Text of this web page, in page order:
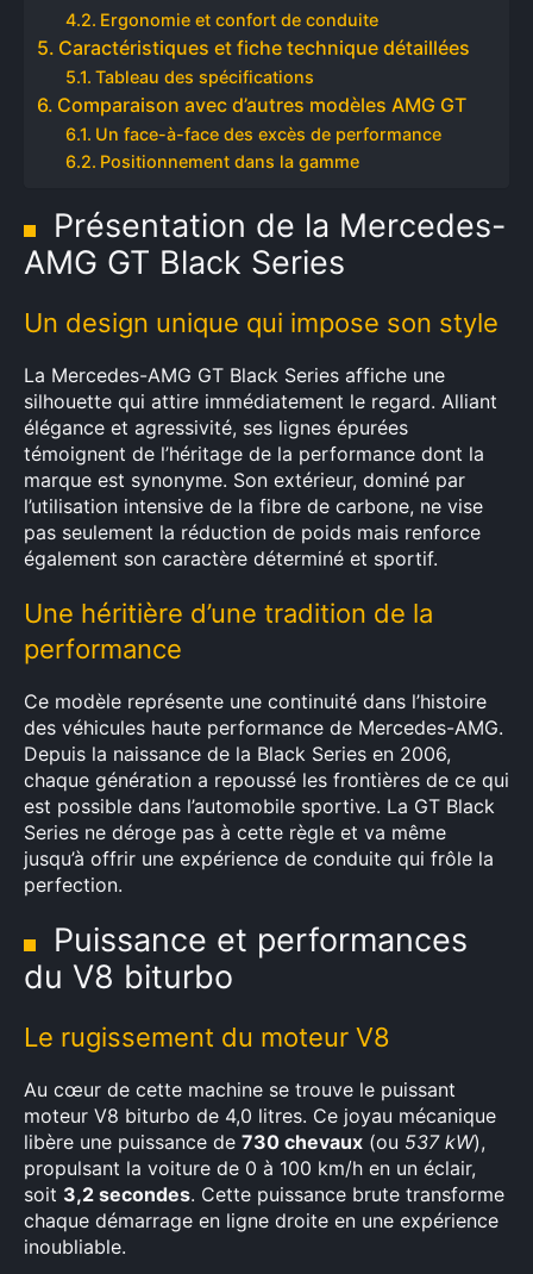
Ergonomie et confort de conduite
Caractéristiques et fiche technique détaillées
Tableau des spécifications
Comparaison avec d’autres modèles AMG GT
Un face-à-face des excès de performance
Positionnement dans la gamme
Présentation de la Mercedes-
AMG GT Black Series
Un design unique qui impose son style
La Mercedes-AMG GT Black Series affiche une
silhouette qui attire immédiatement le regard. Alliant
élégance et agressivité, ses lignes épurées
témoignent de l’héritage de la performance dont la
marque est synonyme. Son extérieur, dominé par
l’utilisation intensive de la fibre de carbone, ne vise
pas seulement la réduction de poids mais renforce
également son caractère déterminé et sportif.
Une héritière d’une tradition de la
performance
Ce modèle représente une continuité dans l’histoire
des véhicules haute performance de Mercedes-AMG.
Depuis la naissance de la Black Series en 2006,
chaque génération a repoussé les frontières de ce qui
est possible dans l’automobile sportive. La GT Black
Series ne déroge pas à cette règle et va même
jusqu’à offrir une expérience de conduite qui frôle la
perfection.
Puissance et performances
du V8 biturbo
Le rugissement du moteur V8
Au cœur de cette machine se trouve le puissant
moteur V8 biturbo de 4,0 litres. Ce joyau mécanique
libère une puissance de 730 chevaux (ou 537 kW),
propulsant la voiture de 0 à 100 km/h en un éclair,
soit 3,2 secondes. Cette puissance brute transforme
chaque démarrage en ligne droite en une expérience
inoubliable.